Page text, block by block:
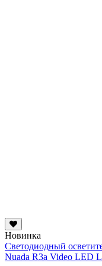
Новинка
Светодиодный
Nuada R3a Video LED